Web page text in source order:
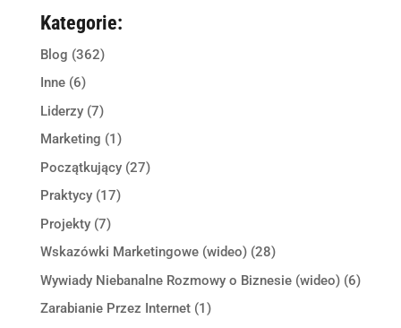
Kategorie:
Blog (362)
Inne(6)
Liderzy(7)
Marketing (1)
Początkujący(27)
Praktycy(17)
Projekty(7)
Wskazówki Marketingowe (wideo)(28)
Wywiady Niebanalne Rozmowy o Biznesie (wideo)(6)
Zarabianie Przez Internet(1)